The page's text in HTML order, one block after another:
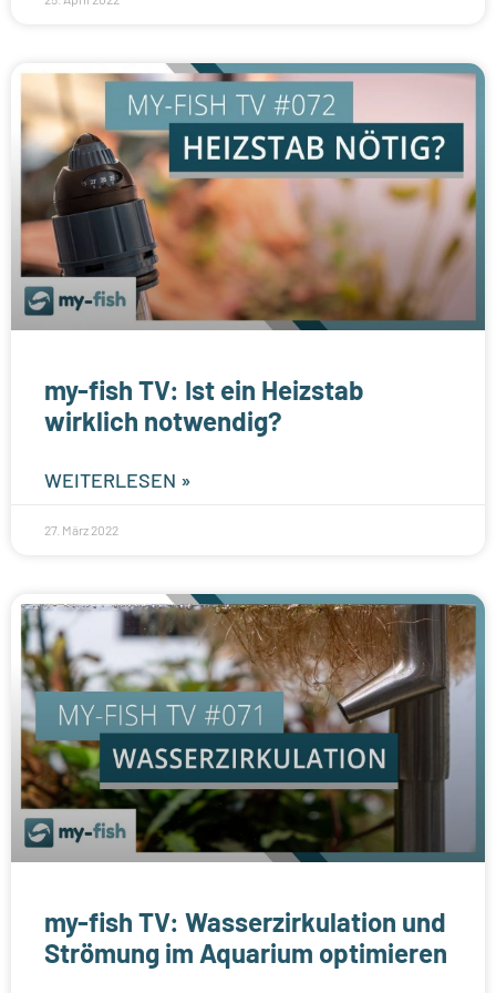
my-fish TV: Ist ein Heizstab
wirklich notwendig?
WEITERLESEN »
27. März 2022
my-fish TV: Wasserzirkulation und
Strömung im Aquarium optimieren